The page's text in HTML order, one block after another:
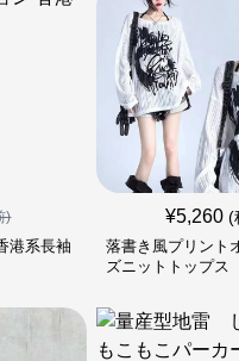
)
港系長袖
¥5,260 (
落書き風プリント
ズニットトップス